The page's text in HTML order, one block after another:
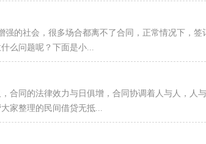
的社会，很多场合都离不了合同，正常情况下，签
么问题呢？下面是小...
合同的法律效力与日俱增，合同协调着人与人，人
家整理的民间借贷无抵...